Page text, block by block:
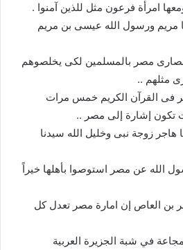
امرأة فرعون مثل للذين آمنوا .
ورسول الله عيسى بن مريم
مصر بالمسلمين لكى يخلصوهم
مثلهم ..
فى القرآن الكريم خمس مرات
تكون إشارة إلى مصر ..
زوجة نبى وخليل الله سيدنا
الله عن مصر استوصوا بأهلها خيراً
العاص إن امارة مصر تعدل كل
في شبة الجزيرة العربية